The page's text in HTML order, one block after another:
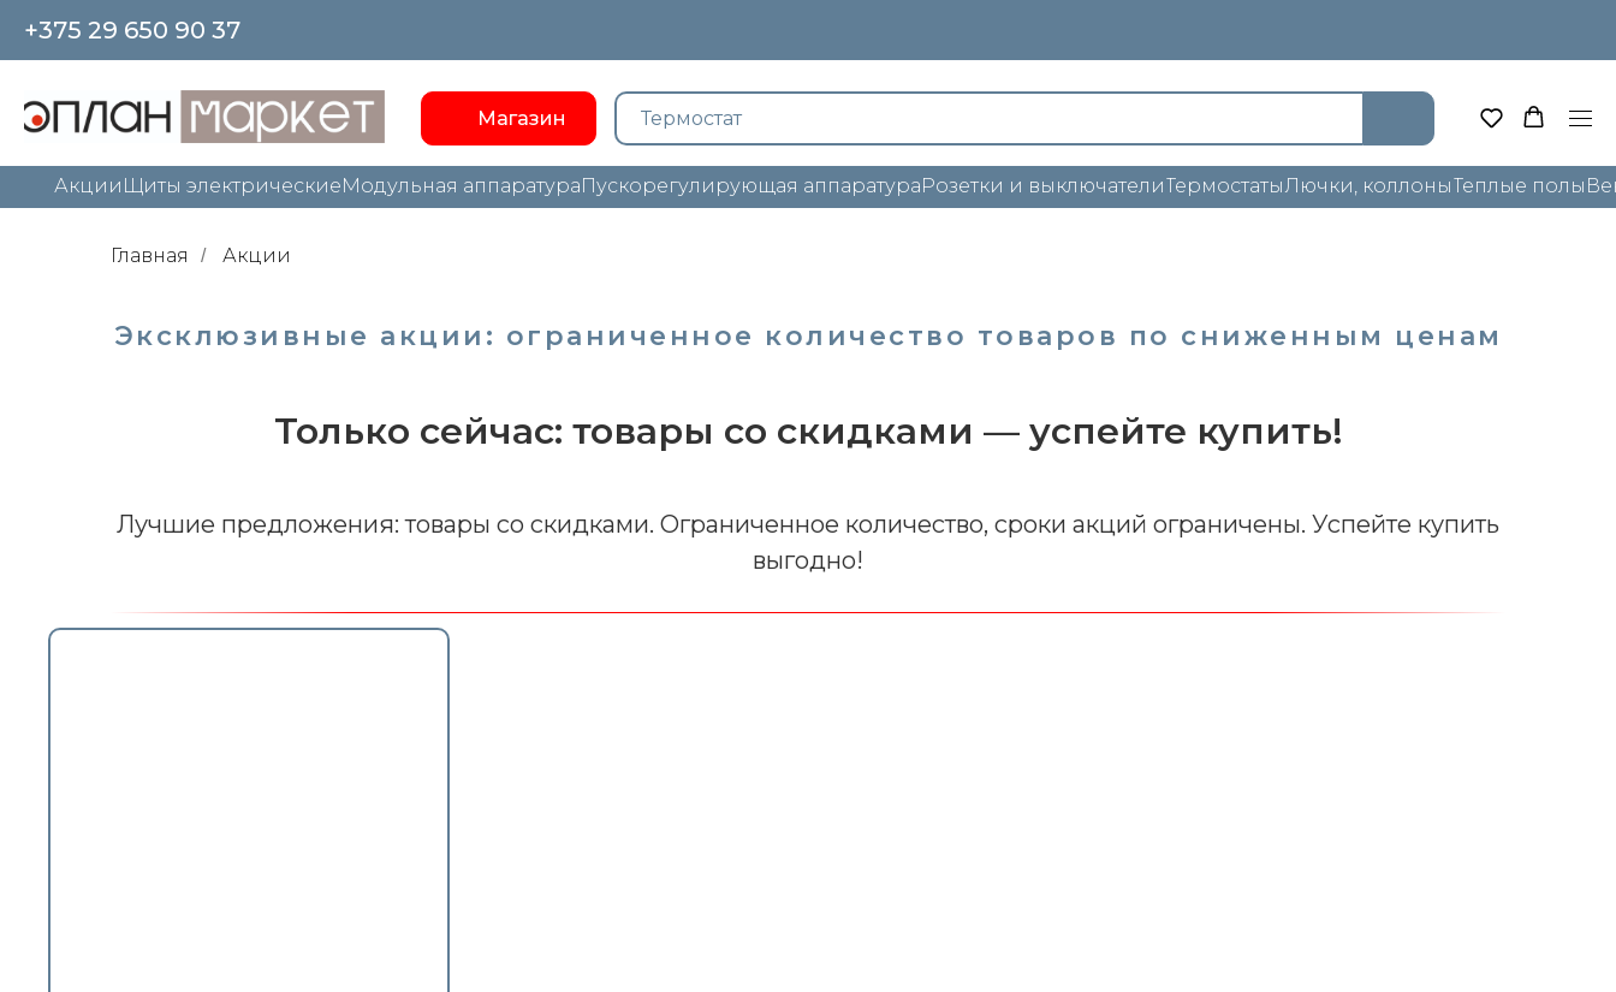
+375 29 650 90 37
Магазин
Акции Щиты электрическиеМодульная аппаратураПускорегулирующая аппаратураРозетки и выключателиТермостатыЛючки, коллоныТеплые полы
Главная / Акции
Эксклюзивные акции: ограниченное количество товаров по сниженным ценам
Только сейчас: товары со скидками — успейте купить!
Лучшие предложения: товары со скидками. Ограниченное количество, сроки акций ограничены. Успейте купить
выгодно!